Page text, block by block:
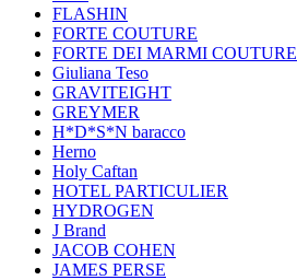
FLASHIN
FORTE COUTURE
FORTE DEI MARMI COUTURE
Giuliana Teso
GRAVITEIGHT
GREYMER
H*D*S*N baracco
Herno
Holy Caftan
HOTEL PARTICULIER
HYDROGEN
J Brand
JACOB COHEN
JAMES PERSE